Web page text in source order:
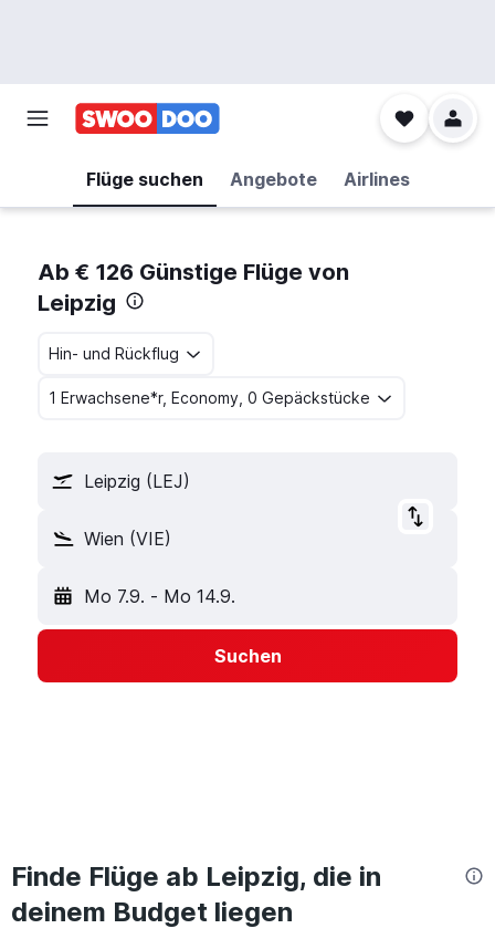
Flüge suchen Angebote Airlines
Ab € 126 Günstige Flüge von
Leipzig
Hin- und Rückflug
1 Erwachsene*r, Economy, 0 Gepäckstücke
Leipzig (LEJ)
Wien (VIE)
Mo 7.9. - Mo 14.9.
Suchen
Finde Flüge ab Leipzig, die in
deinem Budget liegen